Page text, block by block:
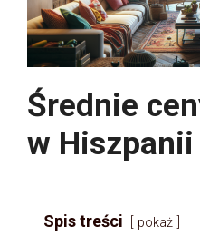
Średnie
w
Spis treści pokaż